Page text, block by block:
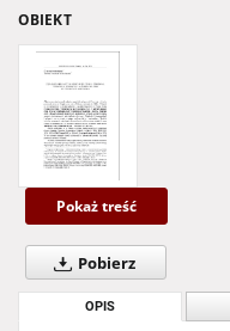
OBIEKT
Pokaż treść
Pobierz
OPIS